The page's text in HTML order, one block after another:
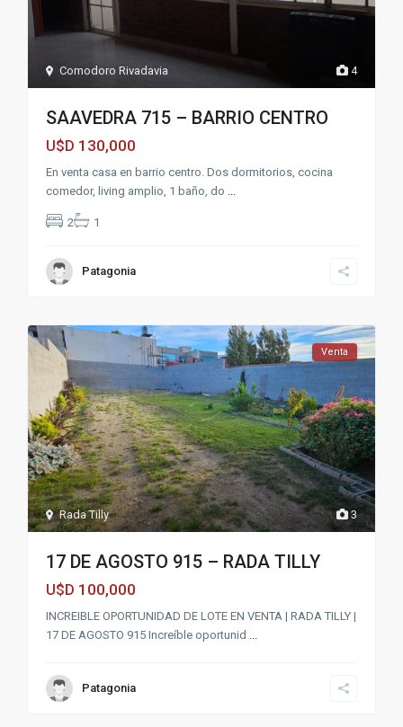
4
Comodoro Rivadavia
SAAVEDRA 715 – BARRIO CENTRO
U$D 130,000
En venta casa en barrio centro. Dos dormitorios, cocina
comedor, living amplio, 1 baño, do
2 1
Patagonia
3
Rada Tilly
Venta
17 DE AGOSTO 915 – RADA TILLY
U$D 100,000
INCREIBLE OPORTUNIDAD DE LOTE EN VENTA | RADA TILLY |
17 DE AGOSTO 915 Increíble oportunid
Patagonia